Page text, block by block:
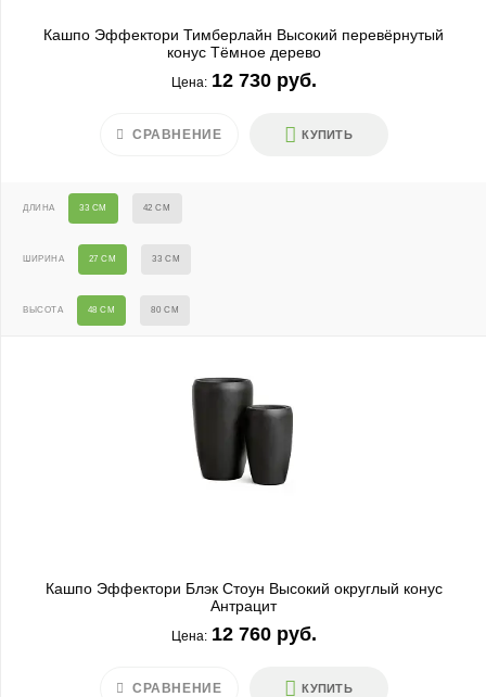
Кашпо Эффектори Тимберлайн Высокий перевёрнутый
конус Тёмное дерево
Цена: 12 730 руб.
КУПИТЬ
СРАВНЕНИЕ
ДЛИНА 33 СМ 42 СМ
ШИРИНА 27 СМ 33 СМ
ВЫСОТА 48 СМ 80 СМ
Кашпо Эффектори Блэк Стоун Высокий округлый конус
Антрацит
Цена: 12 760 руб.
КУПИТЬ
СРАВНЕНИЕ